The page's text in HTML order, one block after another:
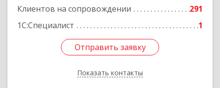
Клиентов на сопровождении
291
1С:Специалист
1
Отправить заявку
Показать контакты
Подробнее
Отправить заявку
Назад